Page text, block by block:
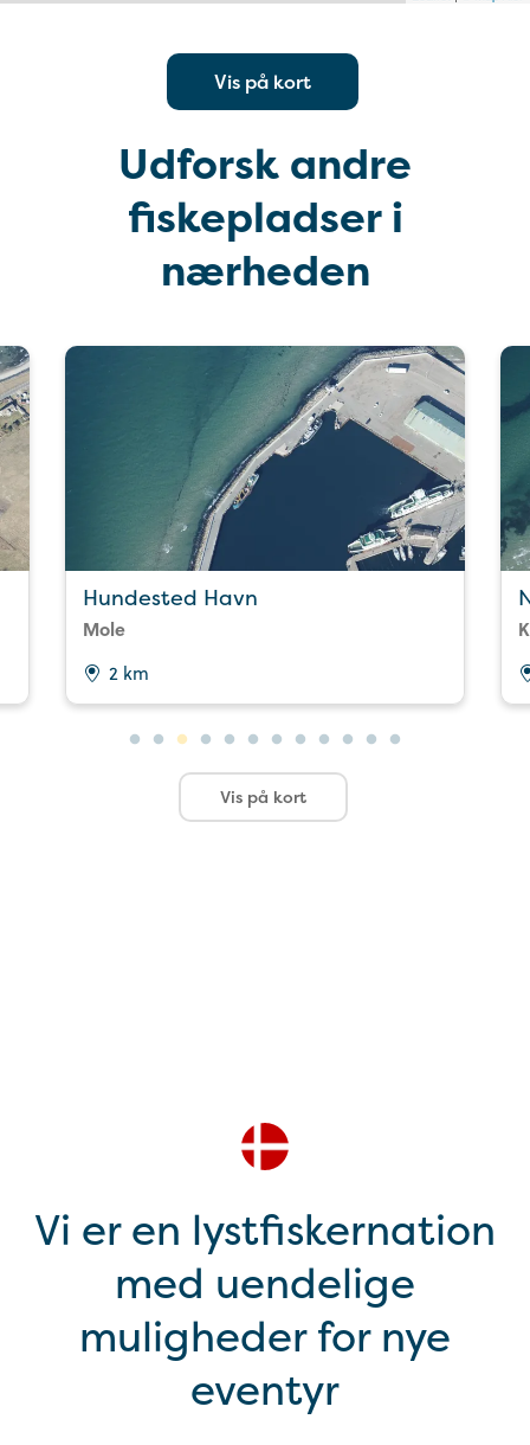
Vis på kort
Udforsk andre
fiskepladser i
nærheden
Hundested Havn
Mole
2 km
Vis på kort
Vi er en lystfiskernation
med uendelige
muligheder for nye
eventyr